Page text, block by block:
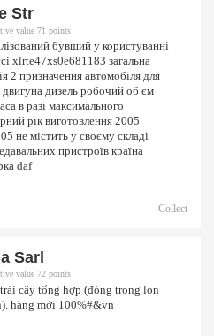
Str
value 71 points
бувший у користуванні
xlrte47xs0e681183 загальна
2 призначення автомобіля для
двигуна дизель робочий об єм
в разі максимального
рік виготовлення 2005
не містить у своєму складі
пристроїв країна
daf
Collect
Sarl
value 72 points
cây tổng hợp (đóng trong lon
hàng mới 100%#&vn